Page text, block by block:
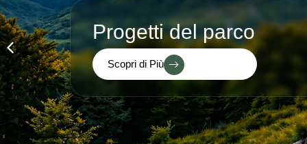
Progetti del parco
Scopri di Più